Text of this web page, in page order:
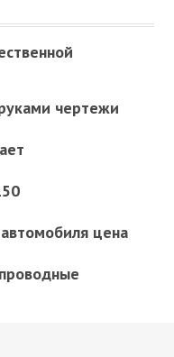
чертежи
цена